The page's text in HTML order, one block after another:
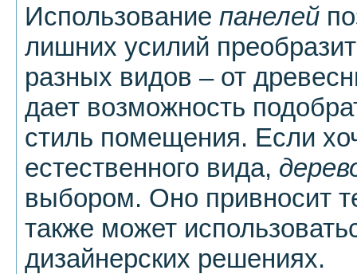
Использование панелей
лишних усилий
разных видов – от
дает возможность
стиль помещения. Если
естественного вида,
выбором. Оно привносит
также может
дизайнерских решениях.